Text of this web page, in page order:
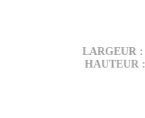
LARGEUR :
HAUTEUR :